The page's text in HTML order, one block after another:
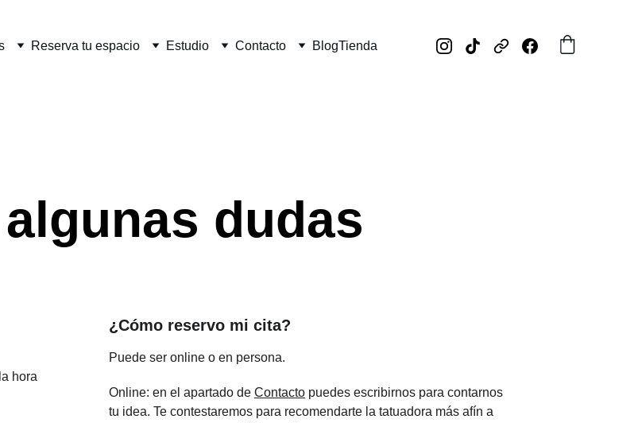
Reserva tu espacio Estudio Contacto BlogTienda
dudas
hora
¿Cómo reservo mi cita?
Puede ser online o en persona.
Online: en el apartado de Contacto puedes escribirnos para contarnos
tu idea. Te contestaremos para recomendarte la tatuadora más afín a